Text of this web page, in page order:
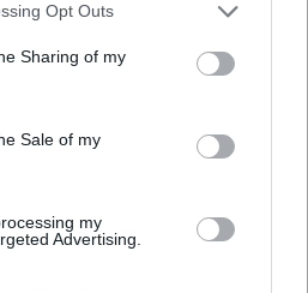
Opt Outs
Sharing of my
Sale of my
my
Advertising.
Macomer prende il portiere
Guspini Costa Verde, Garau:
rappresentare con orgoglio
si riprende il difensore Mancusi